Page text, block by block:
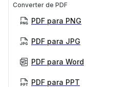
Converter de PDF
PDF para PNG
PDF para JPG
PDF para Word
PDF para PPT